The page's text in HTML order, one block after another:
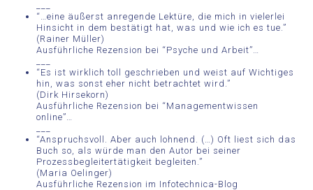
“…eine äußerst anregende Lektüre, die mich in vielerlei
Hinsicht in dem bestätigt hat, was und wie ich es tue.”
(Rainer Müller)
Ausführliche Rezension bei “Psyche und Arbeit”…
“Es ist wirklich toll geschrieben und weist auf Wichtiges
hin, was sonst eher nicht betrachtet wird.”
(Dirk Hirsekorn)
Ausführliche Rezension bei “Managementwissen
online”…
“Anspruchsvoll. Aber auch lohnend. (…) Oft liest sich das
Buch so, als würde man den Autor bei seiner
Prozessbegleitertätigkeit begleiten.”
(Maria Oelinger)
Ausführliche Rezension im Infotechnica-Blog